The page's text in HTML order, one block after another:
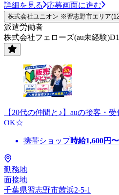
詳細を見る 応募画面に進む
株式会社ユニオン ※習志野市エリア
派遣労働者
株式会社フェローズ(au未経験
【20代の仲間と♪】auの接客・
OK☆
携帯ショップ時給1,600円〜
勤務地
面接地
千葉県習志野市茜浜2-5-1